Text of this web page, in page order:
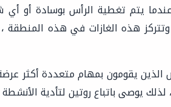
عندما يتم تغطية الرأس بوسادة أو
هذه الغازات في هذه المنطقة
الذين يقومون بمهام متعددة أكثر
لذلك يوصى باتباع روتين لتأدية